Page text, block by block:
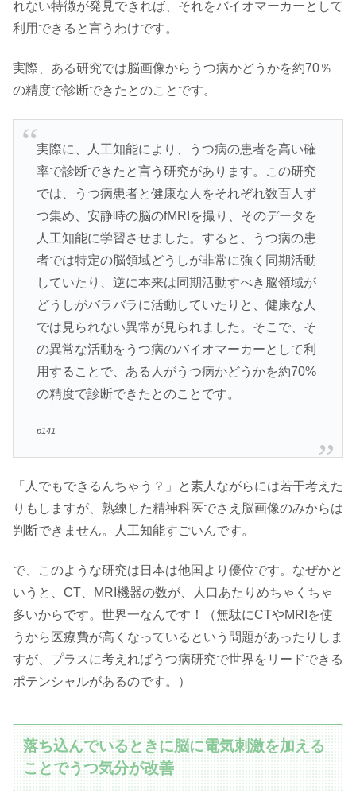
れない特徴が発見できれば、それをバイオマーカーとして
利用できると言うわけです。
実際、ある研究では脳画像からうつ病かどうかを約70％
の精度で診断できたとのことです。
実際に、人工知能により、うつ病の患者を高い確
率で診断できたと言う研究があります。この研究
では、うつ病患者と健康な人をそれぞれ数百人ず
つ集め、安静時の脳のfMRIを撮り、そのデータを
人工知能に学習させました。すると、うつ病の患
者では特定の脳領域どうしが非常に強く同期活動
していたり、逆に本来は同期活動すべき脳領域が
どうしがバラバラに活動していたりと、健康な人
では見られない異常が見られました。そこで、そ
の異常な活動をうつ病のバイオマーカーとして利
用することで、ある人がうつ病かどうかを約70%
の精度で診断できたとのことです。
p141
「人でもできるんちゃう？」と素人ながらには若干考えた
りもしますが、熟練した精神科医でさえ脳画像のみからは
判断できません。人工知能すごいんです。
で、このような研究は日本は他国より優位です。なぜかと
いうと、CT、MRI機器の数が、人口あたりめちゃくちゃ
多いからです。世界一なんです！（無駄にCTやMRIを使
うから医療費が高くなっているという問題があったりしま
すが、プラスに考えればうつ病研究で世界をリードできる
ポテンシャルがあるのです。）
落ち込んでいるときに脳に電気刺激を加える
ことでうつ気分が改善